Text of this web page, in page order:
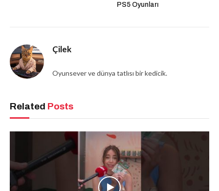
PS5 Oyunları
Çilek
Oyunsever ve dünya tatlısı bir kedicik.
Related Posts